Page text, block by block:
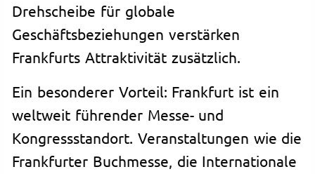
Drehscheibe für globale
Geschäftsbeziehungen verstärken
Frankfurts Attraktivität zusätzlich.
Ein besonderer Vorteil: Frankfurt ist ein
weltweit führender Messe- und
Kongressstandort. Veranstaltungen wie die
Frankfurter Buchmesse, die Internationale